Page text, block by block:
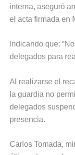
interna, aseguró
el acta firmada en
Indicando que:
delegados para
Al realizarse el
la guardia no
delegados
presencia.
Carlos Tomada,